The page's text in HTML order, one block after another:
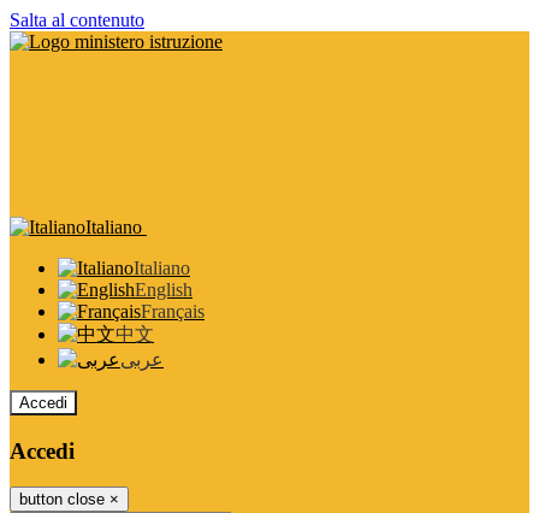
Salta al contenuto
Italiano
Italiano
English
Français
中文
عربى
Accedi
Accedi
button close ×